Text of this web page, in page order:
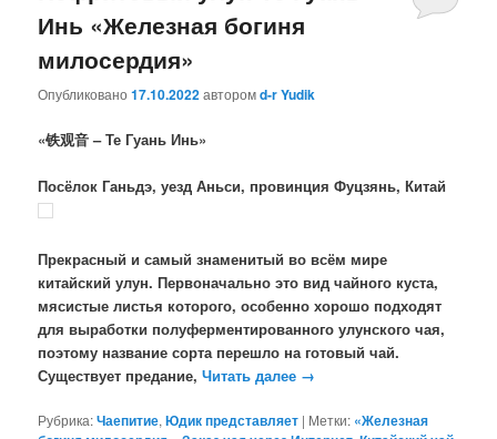
Инь «Железная богиня
милосердия»
Опубликовано17.10.2022авторомd-r Yudik
«铁观音– Те Гуань Инь»
Посёлок Ганьдэ, уезд Аньси, провинция Фуцзянь, Китай
Прекрасный и самый знаменитый во всём мире
китайский улун. Первоначально это вид чайного куста,
мясистые листья которого, особенно хорошо подходят
для выработки полуферментированного улунского чая,
поэтому название сорта перешло на готовый чай.
Существует предание,Читать далее →
Рубрика:Чаепитие,Юдик представляет | Метки: «Железная